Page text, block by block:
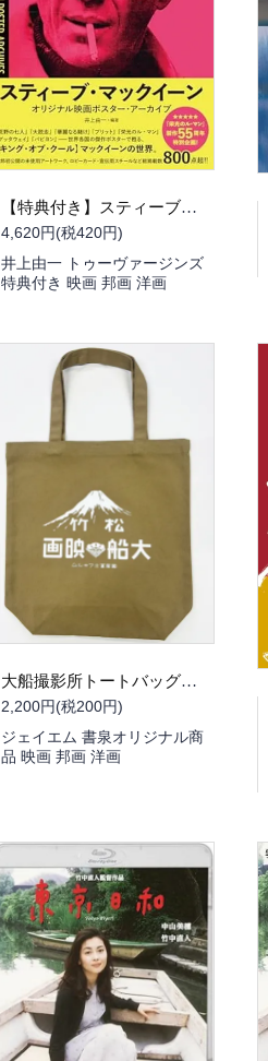
【特典付き】スティーブ・マックイーン オリジナル映画ポスター・アーカイブ
4,620円(税420円)
井上由一 トゥーヴァージンズ
特典付き 映画 邦画 洋画
大船撮影所トートバッグ（サファリ）
2,200円(税200円)
ジェイエム 書泉オリジナル商
品 映画 邦画 洋画